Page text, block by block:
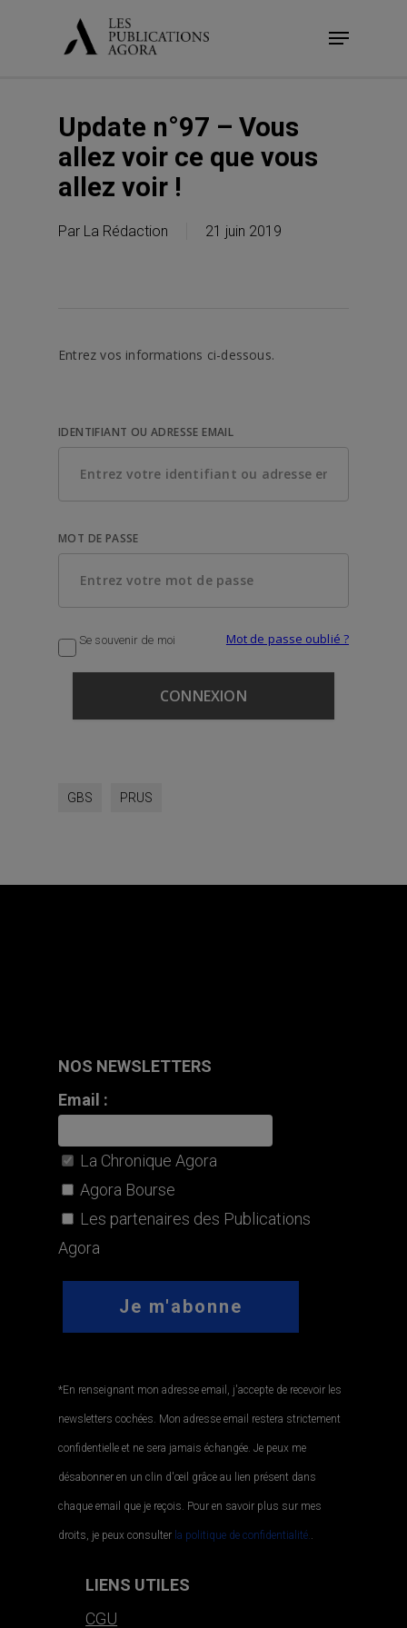
Menu
Update n°97 – Vous
allez voir ce que vous
allez voir !
Par La Rédaction 21 juin 2019
Entrez vos informations ci-dessous.
IDENTIFIANT OU ADRESSE EMAIL
MOT DE PASSE
Se souvenir de moi Mot de passe oublié ?
GBS PRUS
NOS NEWSLETTERS
Email :
La Chronique Agora
Agora Bourse
Les partenaires des Publications
Agora
*En renseignant mon adresse email, j'accepte de recevoir les
newsletters cochées. Mon adresse email restera strictement
confidentielle et ne sera jamais échangée. Je peux me
désabonner en un clin d'œil grâce au lien présent dans
chaque email que je reçois. Pour en savoir plus sur mes
droits, je peux consulter la politique de confidentialité..
LIENS UTILES
CGU